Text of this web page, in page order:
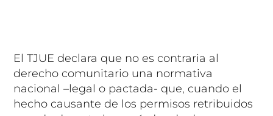
El TJUE declara que no es contraria al
derecho comunitario una normativa
nacional –legal o pactada- que, cuando el
hecho causante de los permisos retribuidos